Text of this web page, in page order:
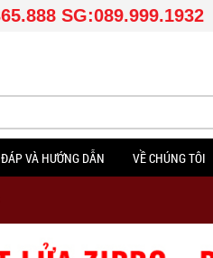
SG:089.999.1932
VÀ HƯỚNG DẪN VỀ CHÚNG TÔI